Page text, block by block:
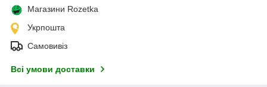
Магазини Rozetka
Укрпошта
Самовивіз
Всі умови доставки